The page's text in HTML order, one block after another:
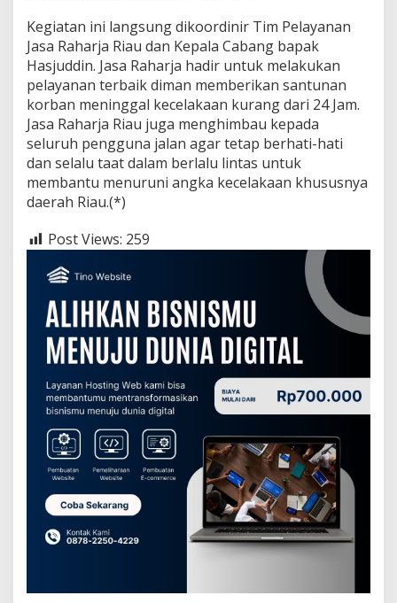
b
a
u
D
u
a
i
Kegiatan ini langsung dikoordinir Tim Pelayanan
Jasa Raharja Riau dan Kepala Cabang bapak
Hasjuddin. Jasa Raharja hadir untuk melakukan
pelayanan terbaik diman memberikan santunan
korban meninggal kecelakaan kurang dari 24 Jam.
Jasa Raharja Riau juga menghimbau kepada
seluruh pengguna jalan agar tetap berhati-hati
dan selalu taat dalam berlalu lintas untuk
membantu menuruni angka kecelakaan khususnya
daerah Riau.(*)
Post Views: 259